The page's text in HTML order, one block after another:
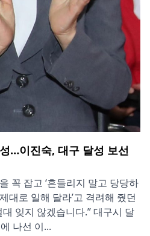
…이진숙, 대구 달성 보선
꼭 잡고 ‘흔들리지 말고 당당하
대로 일해 달라’고 격려해 줬던
잊지 않겠습니다.” 대구시 달
나선 이...